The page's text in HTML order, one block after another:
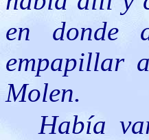
en donde
empapillar
Molen.
Había